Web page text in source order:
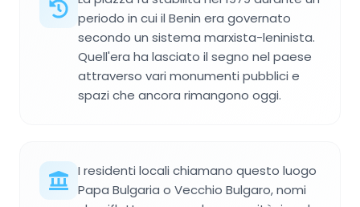
periodo in cui il Benin era governato
secondo un sistema marxista-leninista.
Quell'era ha lasciato il segno nel paese
attraverso vari monumenti pubblici e
spazi che ancora rimangono oggi.
I residenti locali chiamano questo luogo
Papa Bulgaria o Vecchio Bulgaro, nomi